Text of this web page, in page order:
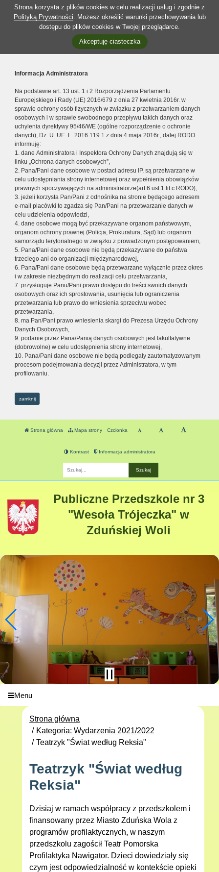
Strona korzysta z plików cookies w celu realizacji usług i zgodnie z
Polityką Prywatności. Możesz określić warunki przechowywania lub
dostępu do plików cookies w Twojej przeglądarce.
Akceptuję ciasteczka
Informacja Administratora
Na podstawie art. 13 ust. 1 i 2 Rozporządzenia Parlamentu
Europejskiego i Rady (UE) 2016/679 z dnia 27 kwietnia 2016r. w
sprawie ochrony osób fizycznych w związku z przetwarzaniem danych
osobowych i w sprawie swobodnego przepływu takich danych oraz
uchylenia dyrektywy 95/46/WE (ogólne rozporządzenie o ochronie
danych), Dz. U. UE. L. 2016.119.1 z dnia 4 maja 2016r., dalej RODO
informuję:
1. dane Administratora i Inspektora Ochrony Danych znajdują się w
linku „Ochrona danych osobowych”,
2. Pana/Pani dane osobowe w postaci adresu IP, są przetwarzane w
celu udostępniania strony internetowej oraz wypełnienia obowiązków
prawnych spoczywających na administratorze(art.6 ust.1 lit.c RODO),
3. jeżeli korzysta Pan/Pani z odnośnika na stronie będącego adresem
e-mail placówki to zgadza się Pan/Pani na przetwarzanie danych w
celu udzielenia odpowiedzi,
4. dane osobowe mogą być przekazywane organom państwowym,
organom ochrony prawnej (Policja, Prokuratura, Sąd) lub organom
samorządu terytorialnego w związku z prowadzonym postępowaniem,
5. Pana/Pani dane osobowe nie będą przekazywane do państwa
trzeciego ani do organizacji międzynarodowej,
6. Pana/Pani dane osobowe będą przetwarzane wyłącznie przez okres
i w zakresie niezbędnym do realizacji celu przetwarzania,
7. przysługuje Panu/Pani prawo dostępu do treści swoich danych
osobowych oraz ich sprostowania, usunięcia lub ograniczenia
przetwarzania lub prawo do wniesienia sprzeciwu wobec
przetwarzania,
8. ma Pan/Pani prawo wniesienia skargi do Prezesa Urzędu Ochrony
Danych Osobowych,
9. podanie przez Pana/Panią danych osobowych jest fakultatywne
(dobrowolne) w celu udostępnienia strony internetowej,
10. Pana/Pani dane osobowe nie będą podlegały zautomatyzowanym
procesom podejmowania decyzji przez Administratora, w tym
profilowaniu.
zamknij
Strona główna Mapa strony Czcionka
Kontrast Informacja administratora
Publiczne Przedszkole nr 3
"Wesoła Trójeczka" w
Zduńskiej Woli
Menu
Strona główna
Kategoria: Wydarzenia 2021/2022
Teatrzyk "Świat według Reksia"
Teatrzyk "Świat według
Reksia"
Dzisiaj w ramach współpracy z przedszkolem i
finansowany przez Miasto Zduńska Wola z
programów profilaktycznych, w naszym
przedszkolu zagościł Teatr Pomorska
Profilaktyka Nawigator. Dzieci dowiedziały się
czym jest odpowiedzialność w kontekście opieki